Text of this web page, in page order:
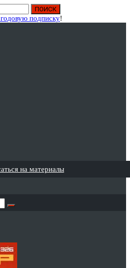
подписку!
на материалы